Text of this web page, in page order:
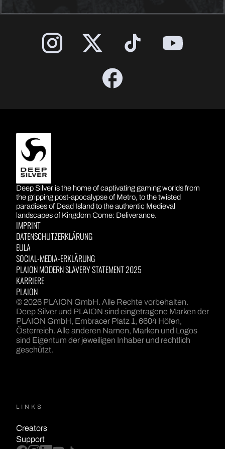
DEEP SILVER
Deep Silver is the home of captivating gaming worlds from
the gripping post-apocalypse of Metro, to the twisted
paradises of Dead Island to the authentic Medieval
landscapes of Kingdom Come: Deliverance.
IMPRINT
DATENSCHUTZERKLÄRUNG
EULA
SOCIAL-MEDIA-ERKLÄRUNG
PLAION MODERN SLAVERY STATEMENT 2025
KARRIERE
PLAION
© 2026 PLAION GmbH. Alle Rechte vorbehalten.
Deep Silver und PLAION sind eingetragene Marken der
PLAION GmbH, Embracer Platz 1, 6604 Höfen,
Österreich. Alle anderen Namen, Marken und Logos
sind Eigentum der jeweiligen Inhaber und rechtlich
geschützt.
LINKS
Creators
Support